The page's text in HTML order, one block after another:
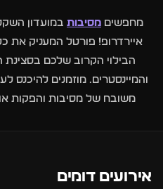
מחפשים מסיבות במועדון
איירדרופ! פורטל המעניק את
הבילוי הקרוב שלכם בסצינת
והמיינסטרים. מוזמנים
משובח של מסיבות והפקות
אירועים דומים